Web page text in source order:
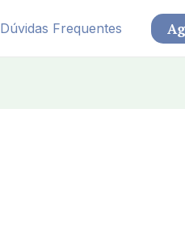
Dúvidas Frequentes